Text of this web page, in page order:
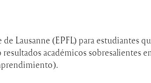
de Lausanne (EPFL) para
académicos sobresalientes